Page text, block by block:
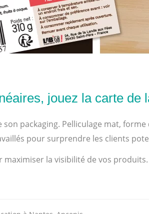
jouez la carte de
son packaging. Pelliculage mat,
pour surprendre les clients
la visibilité de vos